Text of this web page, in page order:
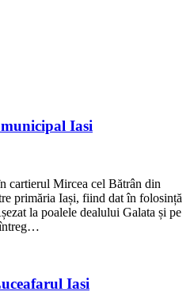
Iasi
cartierul Mircea cel Bătrân din
primăria Iași, fiind dat în folosință
la poalele dealului Galata și pe
Iasi